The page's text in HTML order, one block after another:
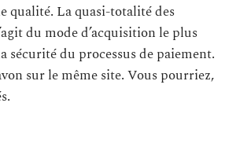
qualité. La quasi-totalité des
du mode d’acquisition le plus
sécurité du processus de paiement.
sur le même site. Vous pourriez,